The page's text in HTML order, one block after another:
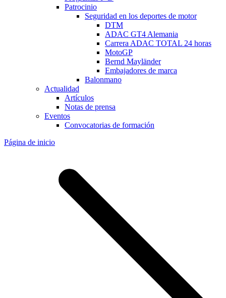
Patrocinio
Seguridad en los deportes de motor
DTM
ADAC GT4 Alemania
Carrera ADAC TOTAL 24 horas
MotoGP
Bernd Mayländer
Embajadores de marca
Balonmano
Actualidad
Artículos
Notas de prensa
Eventos
Convocatorias de formación
Página de inicio